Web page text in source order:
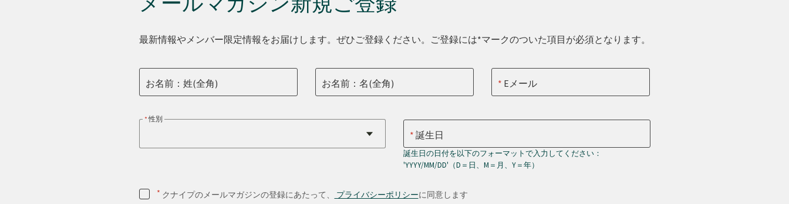
最新情報やメンバー限定情報をお届けします。ぜひご登録ください。ご登録には*マークのついた項目が必須となります。
お名前：姓(全角) お名前：名(全角) Eメール
性別
誕生日
誕生日の日付を以下のフォーマットで入力してください：
'YYYY/MM/DD'（D＝日、M＝月、Y＝年）
* クナイプのメールマガジンの登録にあたって、 プライバシーポリシーに同意します